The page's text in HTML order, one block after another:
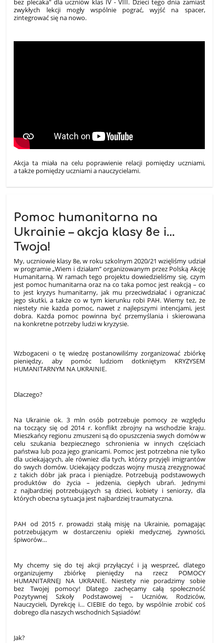
zwykłych lekcji mogły wspólnie pograć, wyjść na spacer,
zintegrować się na nowo.
Akcja ta miała na celu poprawienie relacji pomiędzy uczniami,
a także pomiędzy uczniami a nauczycielami.
Pomoc humanitarna na
Ukrainie – akcja klasy 8e i…
Twoja!
My, uczniowie klasy 8e, w roku szkolnym 2020/21 wzięliśmy udział
w programie „Wiem i działam” organizowanym przez Polską Akcję
Humanitarną. W ramach tego projektu dowiedzieliśmy się, czym
jest pomoc humanitarna oraz na co taka pomoc jest reakcją – co
to jest kryzys humanitarny, jak mu przeciwdziałać i ograniczać
jego skutki, a także co w tym kierunku robi PAH. Wiemy też, że
niestety nie każda pomoc, nawet z najlepszymi intencjami, jest
dobra. Każda pomoc powinna być przemyślania i skierowana
na konkretne potrzeby ludzi w kryzysie.
Wzbogaceni o tę wiedzę postanowiliśmy zorganizować zbiórkę
pieniędzy, aby pomóc ludziom dotkniętym KRYZYSEM
HUMANITARNYM NA UKRAINIE.
Dlaczego?
Na Ukrainie ok. 3 mln osób potrzebuje pomocy ze względu
na toczący się od 2014 r. konflikt zbrojny na wschodzie kraju.
Mieszkańcy regionu zmuszeni są do opuszczenia swych domów w
celu szukania bezpiecznego schronienia w innych częściach
państwa lub poza jego granicami. Pomoc jest potrzebna nie tylko
dla uciekających, ale również dla tych, którzy przyjęli imigrantów
do swych domów. Uciekający podczas wojny muszą zrezygnować
z takich dóbr jak praca i pieniądze. Potrzebują podstawowych
produktów do życia – jedzenia, ciepłych ubrań. Jednymi
z najbardziej potrzebujących są dzieci, kobiety i seniorzy, dla
których obecna sytuacja jest najbardziej traumatyczna.
PAH od 2015 r. prowadzi stałą misję na Ukrainie, pomagając
potrzebującym w dostarczeniu opieki medycznej, żywności,
śpiworów…
My chcemy się do tej akcji przyłączyć i ją wesprzeć, dlatego
organizujemy zbiórkę pieniędzy na rzecz POMOCY
HUMANITARNEJ NA UKRANIE. Niestety nie poradzimy sobie
bez Twojej pomocy! Dlatego zachęcamy całą społeczność
Pozytywnej Szkoły Podstawowej – Uczniów, Rodziców,
Nauczycieli, Dyrekcję i… CIEBIE do tego, by wspólnie zrobić coś
dobrego dla naszych wschodnich Sąsiadów!
Jak?